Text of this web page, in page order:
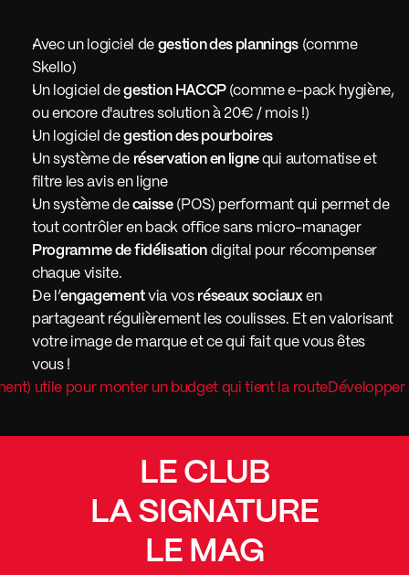
Avec un logiciel de gestion des plannings (comme
Skello)
Un logiciel de gestion HACCP (comme e-pack hygiène,
ou encore d'autres solution à 20€ / mois !)
Un logiciel de gestion des pourboires
Un système de réservation en ligne qui automatise et
filtre les avis en ligne
Un système de caisse (POS) performant qui permet de
tout contrôler en back office sans micro-manager
Programme de fidélisation digital pour récompenser
chaque visite.
De l’engagement via vos réseaux sociaux en
partageant régulièrement les coulisses. Et en valorisant
votre image de marque et ce qui fait que vous êtes
vous !
utile pour monter un budget qui tient la routeDévelopper
LE CLUB
LA SIGNATURE
LE MAG